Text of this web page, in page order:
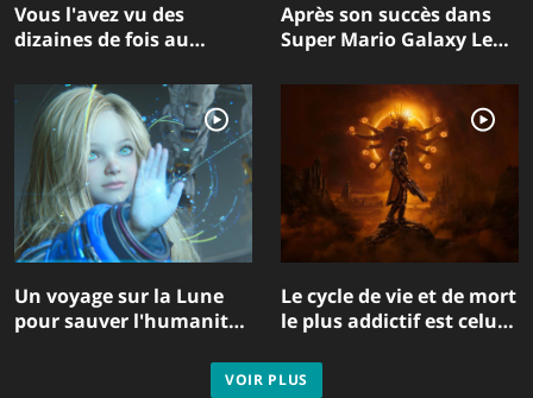
Vous l'avez vu des
dizaines de fois au
Light vous invite à
découvrir James Bond
comme jamais
auparavant
Après son succès dans
Super Mario Galaxy Le
de sa propre aventure
exclusive sur Nintendo
Switch 2
Un voyage sur la Lune
pour sauver l'humanité :
Le cycle de vie et de mort
le plus addictif est celui
exclusivité PlayStation 5
VOIR PLUS